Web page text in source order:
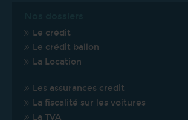
Le crédit
Le crédit ballon
La Location
Les assurances credit
La fiscalité sur les voitures
La TVA